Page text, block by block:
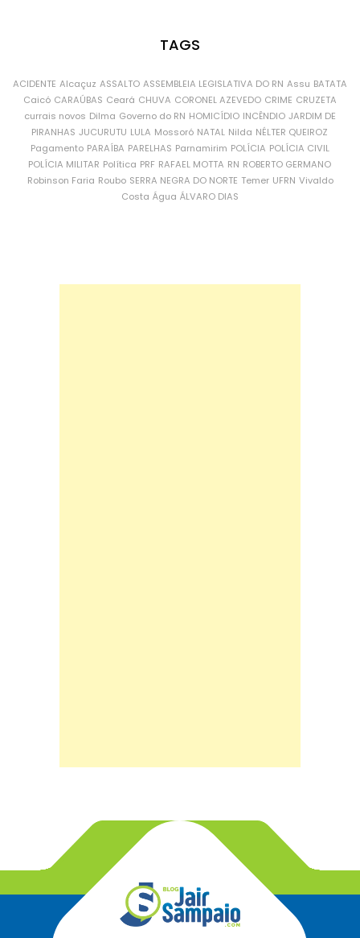
TAGS
ACIDENTE Alcaçuz ASSALTO ASSEMBLEIA LEGISLATIVA DO RN Assu BATATA
Caicó CARAÚBAS Ceará CHUVA CORONEL AZEVEDO CRIME CRUZETA
currais novos Dilma Governo do RN HOMICÍDIO INCÊNDIO JARDIM DE
PIRANHAS JUCURUTU LULA Mossoró NATAL Nilda NÉLTER QUEIROZ
Pagamento PARAÍBA PARELHAS Parnamirim POLÍCIA POLÍCIA CIVIL
POLÍCIA MILITAR Política PRF RAFAEL MOTTA RN ROBERTO GERMANO
Robinson Faria Roubo SERRA NEGRA DO NORTE Temer UFRN Vivaldo
Costa Água ÁLVARO DIAS